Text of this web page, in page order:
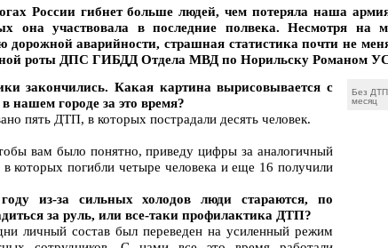
России гибнет больше людей, чем потеряла наша
она участвовала в последние полвека. Несмотря на
аварийности, страшная статистика почти не
роты ДПС ГИБДД Отдела МВД по Норильску
закончились. Какая картина вырисовывается с
нашем городе за это время?
пять ДТП, в которых пострадали десять человек.
вам было понятно, приведу цифры за аналогичный
которых погибли четыре человека и еще 16 получили
из-за сильных холодов люди стараются, по
за руль, или все-таки профилактика ДТП?
личный состав был переведен на усиленный режим
Без ДТП
месяц